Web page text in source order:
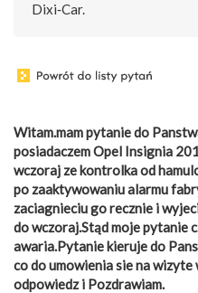
Dixi‑Car.
Witam.mam pytanie do
posiadaczem Opel Insignia
wczoraj ze kontrolka od
po zaaktywowaniu alarmu
zaciagnieciu go recznie i
do wczoraj.Stąd moje pytanie
awaria.Pytanie kieruje do
co do umowienia sie na
odpowiedz i Pozdrawiam.